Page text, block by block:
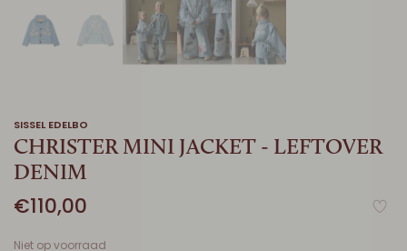
SISSEL EDELBO
CHRISTER MINI JACKET - LEFTOVER
DENIM
€110,00
Niet op voorraad